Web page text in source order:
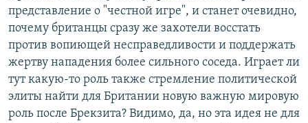
представление о "честной игре", и станет очевидно,
почему британцы сразу же захотели восстать
против вопиющей несправедливости и поддержать
жертву нападения более сильного соседа. Играет ли
тут какую-то роль также стремление политической
элиты найти для Британии новую важную мировую
роль после Брекзита? Видимо, да, но эта идея не для